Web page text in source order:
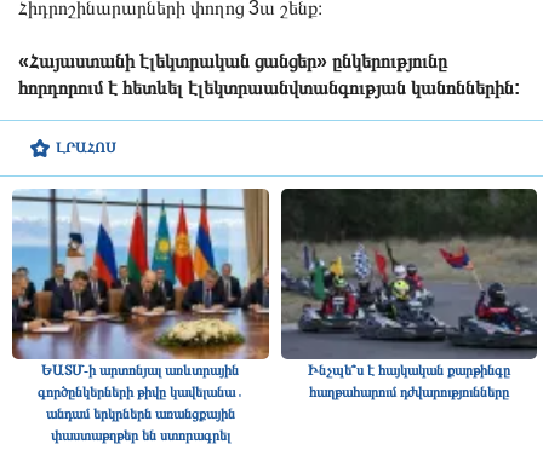
ԼՐԱՀՈՍ
ԵԱՏՄ-ի արտոնյալ առևտրային
գործընկերների թիվը կավելանա․
անդամ երկրներն առանցքային
փաստաթղթեր են ստորագրել
Ինչպե՞ս է հայկական քարթինգը
հաղթահարում դժվարությունները
Հիդրոշինարարների փողոց 3ա շենք։
«Հայաստանի էլեկտրական ցանցեր» ընկերությունը
հորդորում է հետևել էլեկտրաանվտանգության կանոններին: